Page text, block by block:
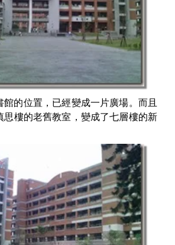
館的位置，已經變成一片廣場。而且
思樓的老舊教室，變成了七層樓的新